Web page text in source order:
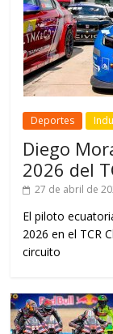
Deportes
Diego
2026 del
27 de abril de
El piloto
2026 en el TCR
circuito